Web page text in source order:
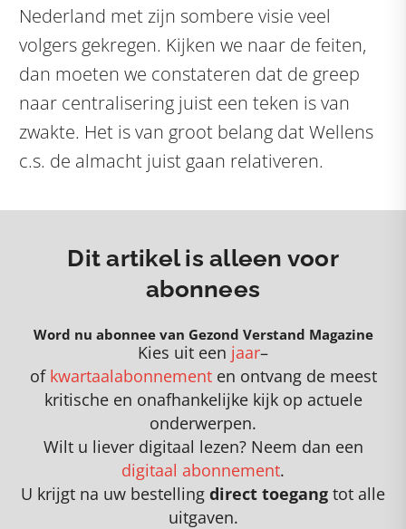
Nederland met zijn sombere visie veel
volgers gekregen. Kijken we naar de feiten,
dan moeten we constateren dat de greep
naar centralisering juist een teken is van
zwakte. Het is van groot belang dat Wellens
c.s. de almacht juist gaan relativeren.
Dit artikel is alleen voor
abonnees
Word nu abonnee van Gezond Verstand Magazine
Kies uit een jaar–
of kwartaalabonnementen ontvang de meest
kritische en onafhankelijke kijk op actuele
onderwerpen.
Wilt u liever digitaal lezen? Neem dan een
digitaal abonnement.
U krijgt na uw bestelling direct toegang tot alle
uitgaven.